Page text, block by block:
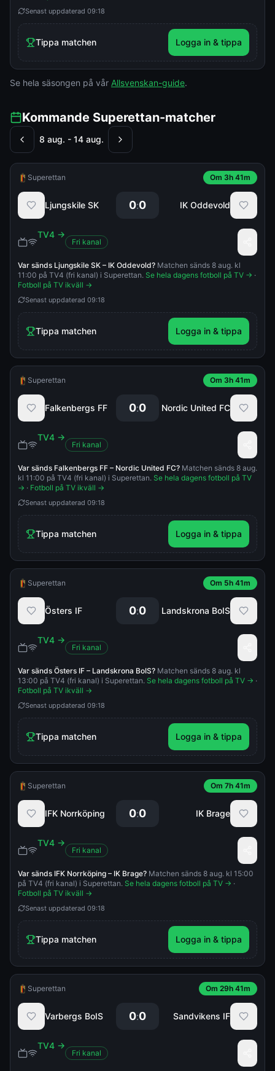
Senast uppdaterad 09:18
Tippa matchen Logga in & tippa
Se hela säsongen på vår Allsvenskan-guide.
Kommande Superettan-matcher
8 aug. - 14 aug.
Superettan Om 3h 41m
Ljungskile SK 0:0 IK Oddevold
TV4 →
Fri kanal
Var sänds Ljungskile SK – IK Oddevold? Matchen sänds 8 aug. kl
11:00 på TV4 (fri kanal) i Superettan. Se hela dagens fotboll på TV → ·
Fotboll på TV ikväll →
Senast uppdaterad 09:18
Tippa matchen Logga in & tippa
Superettan Om 3h 41m
Falkenbergs FF 0:0 Nordic United FC
TV4 →
Fri kanal
Var sänds Falkenbergs FF – Nordic United FC? Matchen sänds 8 aug.
kl 11:00 på TV4 (fri kanal) i Superettan. Se hela dagens fotboll på TV
→ · Fotboll på TV ikväll →
Senast uppdaterad 09:18
Tippa matchen Logga in & tippa
Superettan Om 5h 41m
Östers IF 0:0 Landskrona BoIS
TV4 →
Fri kanal
Var sänds Östers IF – Landskrona BoIS? Matchen sänds 8 aug. kl
13:00 på TV4 (fri kanal) i Superettan. Se hela dagens fotboll på TV → ·
Fotboll på TV ikväll →
Senast uppdaterad 09:18
Tippa matchen Logga in & tippa
Superettan Om 7h 41m
IFK Norrköping 0:0 IK Brage
TV4 →
Fri kanal
Var sänds IFK Norrköping – IK Brage? Matchen sänds 8 aug. kl 15:00
på TV4 (fri kanal) i Superettan. Se hela dagens fotboll på TV → ·
Fotboll på TV ikväll →
Senast uppdaterad 09:18
Tippa matchen Logga in & tippa
Superettan Om 29h 41m
Varbergs BoIS 0:0 Sandvikens IF
TV4 →
Fri kanal